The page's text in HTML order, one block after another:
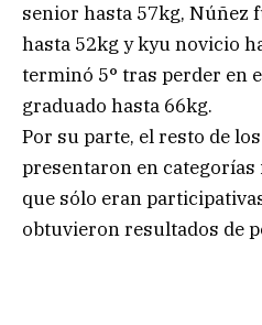
senior hasta 57kg, Núñez
hasta 52kg y kyu novicio
terminó 5° tras perder en
graduado hasta 66kg.
Por su parte, el resto de
presentaron en
que sólo eran
obtuvieron resultados de